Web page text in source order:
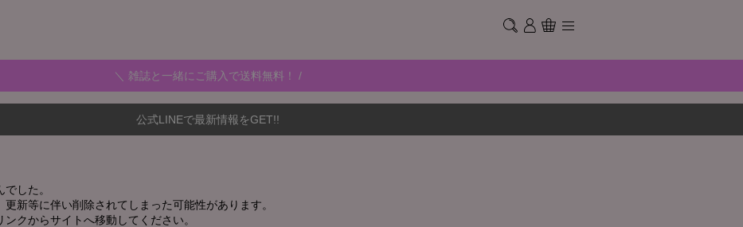
＼ 雑誌と一緒にご購入で送料無料！ /
公式LINEで最新情報をGET!!
した。
新等に伴い削除されてしまった可能性があります。
クからサイトへ移動してください。